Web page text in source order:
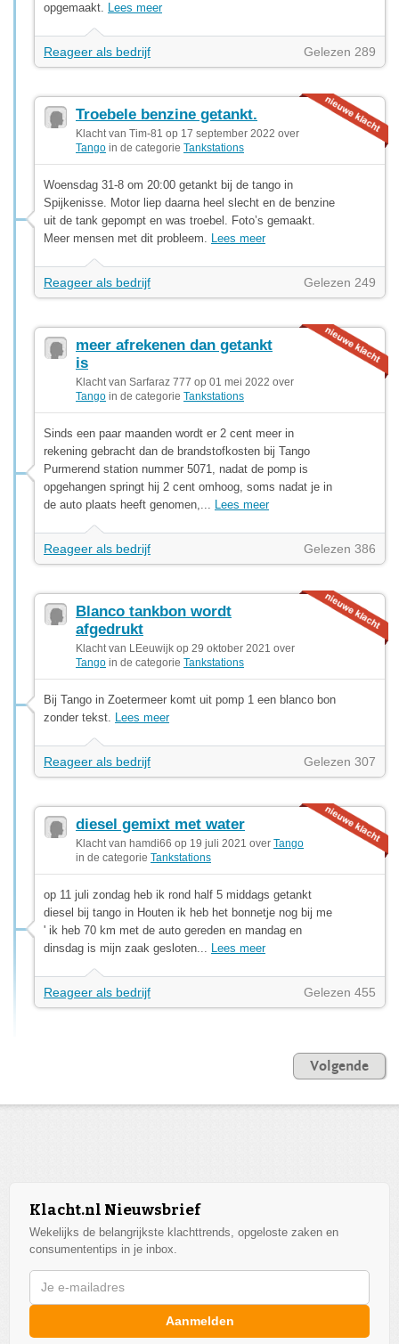
opgemaakt. Lees meer
Reageer als bedrijf Gelezen 289
Troebele benzine getankt.
Klacht van Tim-81 op 17 september 2022 over
Tango in de categorie Tankstations
Woensdag 31-8 om 20:00 getankt bij de tango in
Spijkenisse. Motor liep daarna heel slecht en de benzine
uit de tank gepompt en was troebel. Foto’s gemaakt.
Meer mensen met dit probleem. Lees meer
Reageer als bedrijf Gelezen 249
meer afrekenen dan getankt
is
Klacht van Sarfaraz 777 op 01 mei 2022 over
Tango in de categorie Tankstations
Sinds een paar maanden wordt er 2 cent meer in
rekening gebracht dan de brandstofkosten bij Tango
Purmerend station nummer 5071, nadat de pomp is
opgehangen springt hij 2 cent omhoog, soms nadat je in
de auto plaats heeft genomen,... Lees meer
Reageer als bedrijf Gelezen 386
Blanco tankbon wordt
afgedrukt
Klacht van LEeuwijk op 29 oktober 2021 over
Tango in de categorie Tankstations
Bij Tango in Zoetermeer komt uit pomp 1 een blanco bon
zonder tekst. Lees meer
Reageer als bedrijf Gelezen 307
diesel gemixt met water
Klacht van hamdi66 op 19 juli 2021 over Tango
in de categorie Tankstations
op 11 juli zondag heb ik rond half 5 middags getankt
diesel bij tango in Houten ik heb het bonnetje nog bij me
' ik heb 70 km met de auto gereden en mandag en
dinsdag is mijn zaak gesloten... Lees meer
Reageer als bedrijf Gelezen 455
Volgende
Klacht.nl Nieuwsbrief
Wekelijks de belangrijkste klachttrends, opgeloste zaken en
consumententips in je inbox.
Aanmelden